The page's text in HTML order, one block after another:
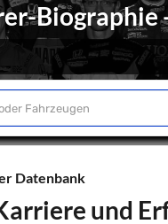
Datenbank
und